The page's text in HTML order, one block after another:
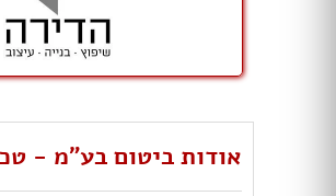
אודות ביטום בע"מ -